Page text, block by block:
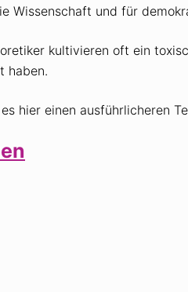
Wissenschaft und für
kultivieren oft ein
haben.
hier einen ausführlicheren